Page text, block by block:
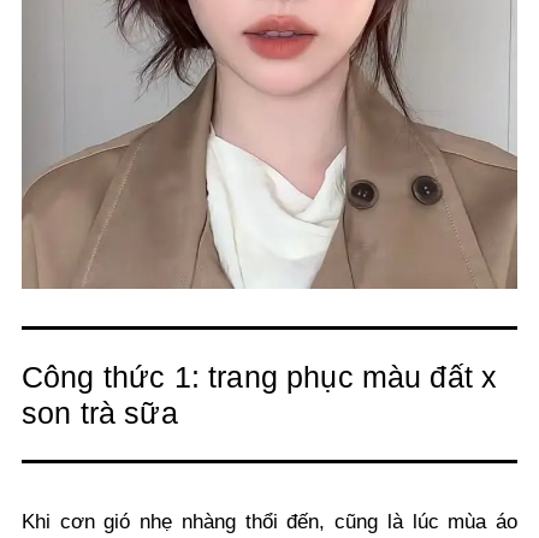
Công thức 1: trang phục màu đất x
son trà sữa
Khi cơn gió nhẹ nhàng thổi đến, cũng là lúc mùa áo